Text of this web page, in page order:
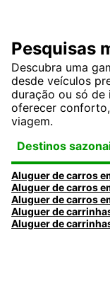
Pesquisas
Descubra uma
desde veículos
duração ou só de
oferecer
viagem.
Destinos